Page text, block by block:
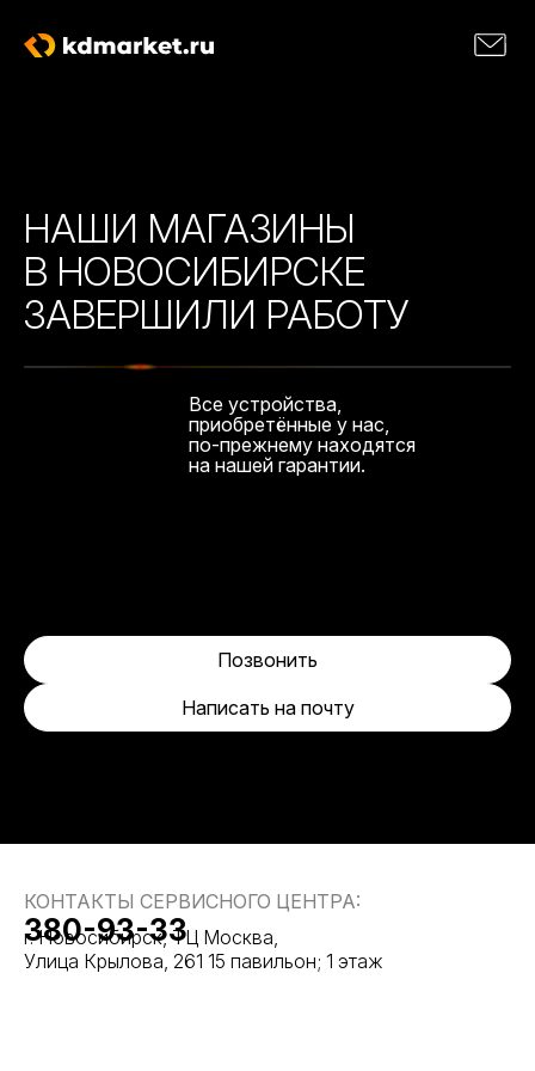
НАШИ МАГАЗИНЫ
В НОВОСИБИРСКЕ
ЗАВЕРШИЛИ РАБОТУ
Все устройства,
приобретённые у нас,
по-прежнему находятся
на нашей гарантии.
Написать на почту
Позвонить
КОНТАКТЫ СЕРВИСНОГО ЦЕНТРА:
г. Новосибирск, ТЦ Москва,
Улица Крылова, 261 15 павильон; 1 этаж
380-93-33